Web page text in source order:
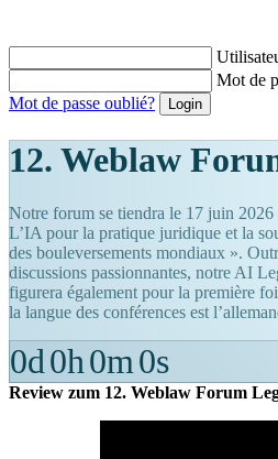
Mot de
Mot de passe oublié?
12. Weblaw
Notre forum se tiendra le 17 juin 2026
L’IA pour la pratique juridique et la
des bouleversements mondiaux ».
discussions passionnantes, notre AI
figurera également pour la première
la langue des conférences est
0d0h0m0s
Review zum 12. Weblaw Forum